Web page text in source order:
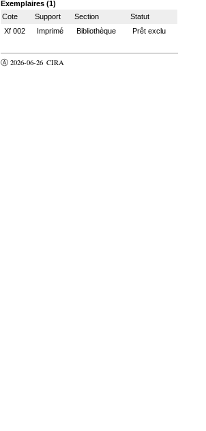
Exemplaires (1)
Cote
Support Section
Statut
Xf 002
Imprimé Bibliothèque Prêt exclu
Ⓐ 2026-06-26 CIRA